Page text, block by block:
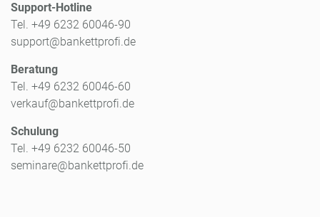
Support-Hotline
Tel. +49 6232 60046-90
support@bankettprofi.de
Beratung
Tel. +49 6232 60046-60
verkauf@bankettprofi.de
Schulung
Tel. +49 6232 60046-50
seminare@bankettprofi.de